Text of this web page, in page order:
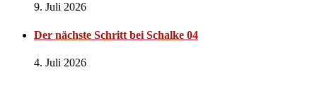
9. Juli 2026
Der nächste Schritt bei Schalke 04
4. Juli 2026